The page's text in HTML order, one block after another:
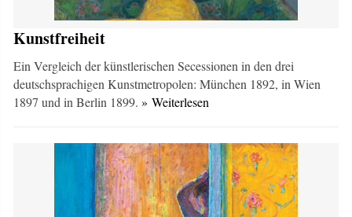
Kunstfreiheit
Ein Vergleich der künstlerischen Secessionen in den drei
deutschsprachigen Kunstmetropolen: München 1892, in Wien
1897 und in Berlin 1899.» Weiterlesen